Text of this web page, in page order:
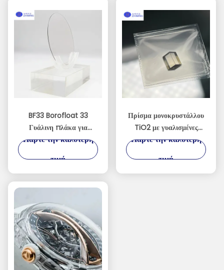
BF33 Borofloat 33
Γυάλινη πλάκα για
οπτική MEMS ημιαγωγών
Πάρτε την καλύτερη
τιμή
Πρίσμα μονοκρυστάλλου
TiO2 με γυαλισμένες
επιφάνειες τριών
οπτική έρευνα
Πάρτε την καλύτερη
τιμή